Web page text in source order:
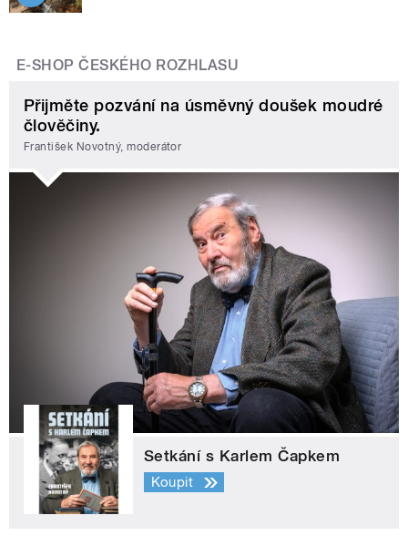
E-SHOP ČESKÉHO ROZHLASU
Přijměte pozvání na úsměvný doušek moudré
člověčiny.
František Novotný, moderátor
Setkání s Karlem Čapkem
Koupit